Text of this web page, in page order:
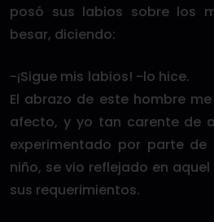
posó sus labios sobre los
besar, diciendo:
-¡Sigue mis labios! -lo hice.
El abrazo de este hombre
afecto, y yo tan carente de
experimentado por parte
niño, se vio reflejado en
sus requerimientos.